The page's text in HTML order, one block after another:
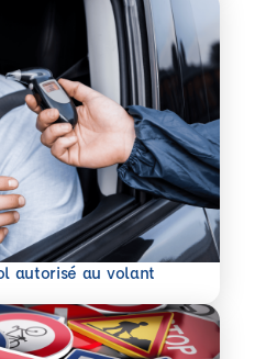
autorisé au volant